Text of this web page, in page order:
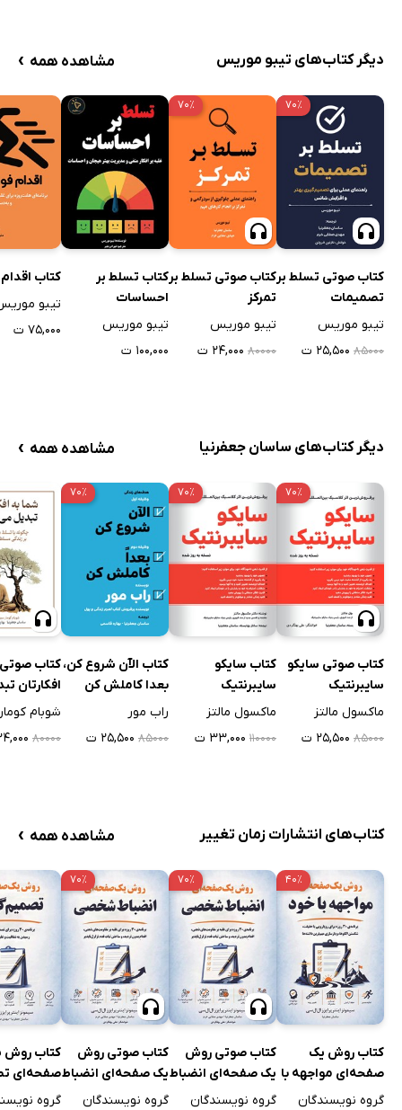
دیگر کتاب‌های تیبو موریس مشاهده همه ›
۷۰٪
کتاب صوتی تسلط بر
تصمیمات
تیبو موریس
۸۵۰۰۰ ۲۵,۵۰۰ ت
۷۰٪
کتاب صوتی تسلط بر
تمرکز
تیبو موریس
۸۰۰۰۰ ۲۴,۰۰۰ ت
کتاب تسلط بر
احساسات
تیبو موریس
۱۰۰,۰۰۰ ت
کتاب
تیبو
۷۵,۰۰۰ ت
دیگر کتاب‌های ساسان جعفرنیا مشاهده همه ›
۷۰٪
کتاب صوتی سایکو
سایبرنتیک
ماکسول مالتز
۸۵۰۰۰ ۲۵,۵۰۰ ت
۷۰٪
کتاب سایکو
سایبرنتیک
ماکسول مالتز
۱۱۰۰۰۰ ۳۳,۰۰۰ ت
۷۰٪
کتاب الآن شروع کن،
بعدا کاملش کن
راب مور
۸۵۰۰۰ ۲۵,۵۰۰ ت
کتاب
افکارتان
می‌شوید
شوبام
۸۰۰۰۰ ۲۴,۰۰۰
کتاب‌های انتشارات زمان تغییر مشاهده همه ›
۴۰٪
کتاب روش یک
صفحه‌ای مواجهه با
خود
گروه نویسندگان
۷۰٪
کتاب صوتی روش
یک صفحه‌ای انضباط
شخصی
گروه نویسندگان
۷۰٪
کتاب صوتی روش
یک صفحه‌ای انضباط
شخصی
گروه نویسندگان
کتاب روش
صفحه‌ای
گیری
گروه